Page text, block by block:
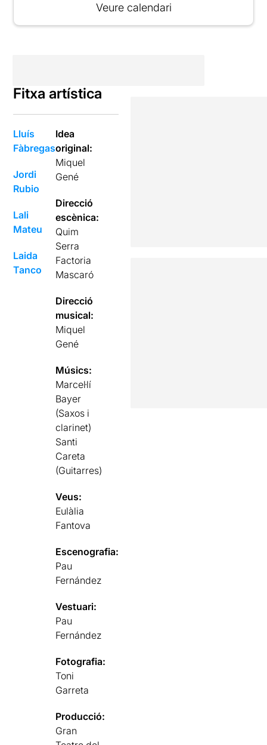
Veure calendari
Fitxa artística
Lluís
Fàbregas
Jordi
Rubio
Lali
Mateu
Laida
Tanco
Idea
original:
Miquel
Gené
Direcció
escènica:
Quim
Serra
Factoria
Mascaró
Direcció
musical:
Miquel
Gené
Músics:
Marcel·lí
Bayer
(Saxos i
clarinet)
Santi
Careta
(Guitarres)
Veus:
Eulàlia
Fantova
Escenografia:
Pau
Fernández
Vestuari:
Pau
Fernández
Fotografia:
Toni
Garreta
Producció:
Gran